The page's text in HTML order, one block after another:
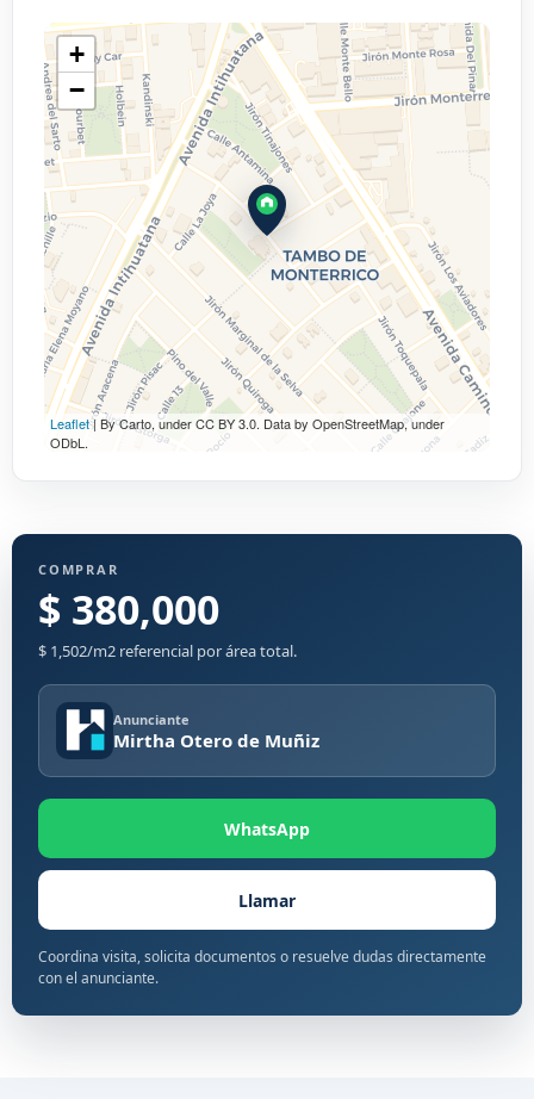
+
−
Leaflet| By Carto, under CC BY 3.0. Data by OpenStreetMap, under
ODbL.
COMPRAR
$ 380,000
$ 1,502/m2 referencial por área total.
Anunciante
Mirtha Otero de Muñiz
WhatsApp
Llamar
Coordina visita, solicita documentos o resuelve dudas directamente
con el anunciante.